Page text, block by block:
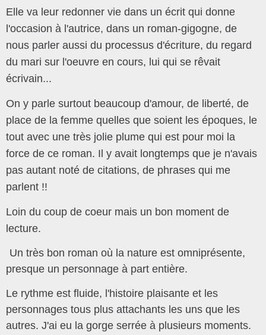
Elle va leur redonner vie dans un écrit qui donne
l'occasion à l'autrice, dans un roman-gigogne, de
nous parler aussi du processus d'écriture, du regard
du mari sur l'oeuvre en cours, lui qui se rêvait
écrivain...
On y parle surtout beaucoup d'amour, de liberté, de
place de la femme quelles que soient les époques, le
tout avec une très jolie plume qui est pour moi la
force de ce roman. Il y avait longtemps que je n'avais
pas autant noté de citations, de phrases qui me
parlent !!
Loin du coup de coeur mais un bon moment de
lecture.
Un très bon roman où la nature est omniprésente,
presque un personnage à part entière.
Le rythme est fluide, l'histoire plaisante et les
personnages tous plus attachants les uns que les
autres. J'ai eu la gorge serrée à plusieurs moments.